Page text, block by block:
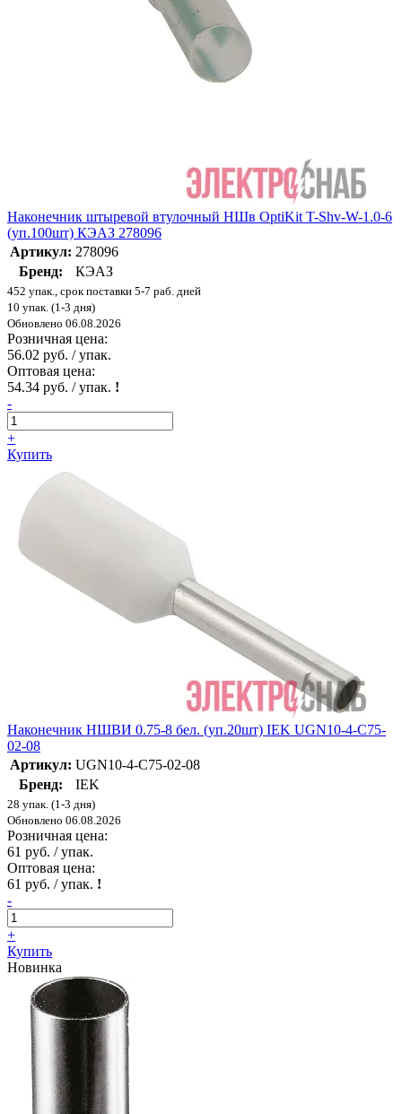
Наконечник штыревой втулочный НШв OptiKit T-Shv-W-1.0-6
(уп.100шт) КЭАЗ 278096
Артикул: 278096
Бренд:
КЭАЗ
452 упак., срок поставки 5-7 раб. дней
10 упак. (1-3 дня)
Обновлено 06.08.2026
Розничная цена:
56.02 руб. / упак.
Оптовая цена:
54.34 руб. / упак. !
-
+
Купить
Наконечник НШВИ 0.75-8 бел. (уп.20шт) IEK UGN10-4-C75-
02-08
Артикул: UGN10-4-C75-02-08
Бренд:
IEK
28 упак. (1-3 дня)
Обновлено 06.08.2026
Розничная цена:
61 руб. / упак.
Оптовая цена:
61 руб. / упак. !
-
+
Купить
Новинка